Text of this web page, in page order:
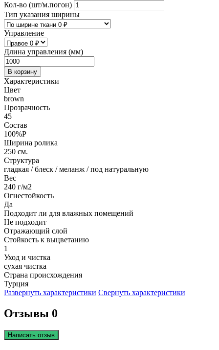
Кол-во (шт/м.погон)
Тип указания ширины
Управление
Длина управления (мм)
В корзину
Характеристики
Цвет
brown
Прозрачность
45
Состав
100%P
Ширина ролика
250 см.
Структура
гладкая / блеск / меланж / под натуральную
Вес
240 г/м2
Огнестойкость
Да
Подходит ли для влажных помещений
Не подходит
Отражающий слой
Стойкость к выцветанию
1
Уход и чистка
сухая чистка
Страна происхождения
Турция
Развернуть характеристики Свернуть характеристики
Отзывы 0
Написать отзыв